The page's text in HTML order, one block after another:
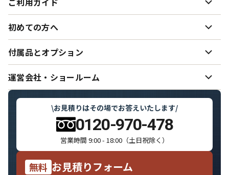
ーお客様インタビュー 彩様
ー デザイン案・データの送り方
ーご希望どおりの色味を実現するために
ーデザインサンプル集
ー生地・色味について
ー オーダーのれん制作の流れ
ー価格表
お支払い・領収書について
初めての方へ
ー初めてオーダーのれんを作る方へ
ー のれんと日よけ幕の仕立て·お手入れ方法
よくいただくご質問
付属品とオプション
ーのれん・日よけ幕の設置用備品
運営会社・ショールーム
ー運営会社・スタッフ紹介
ショールームのご案内
メディア掲載履歴
特定商取引に基づく表記
\お見積りはその場でお答えいたします/
0120-970-478
営業時間 9:00 - 18:00（土日祝除く）
無料 お見積りフォーム